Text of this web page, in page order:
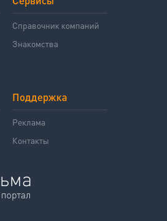
Справочник компаний
Знакомства
Поддержка
Реклама
Контакты